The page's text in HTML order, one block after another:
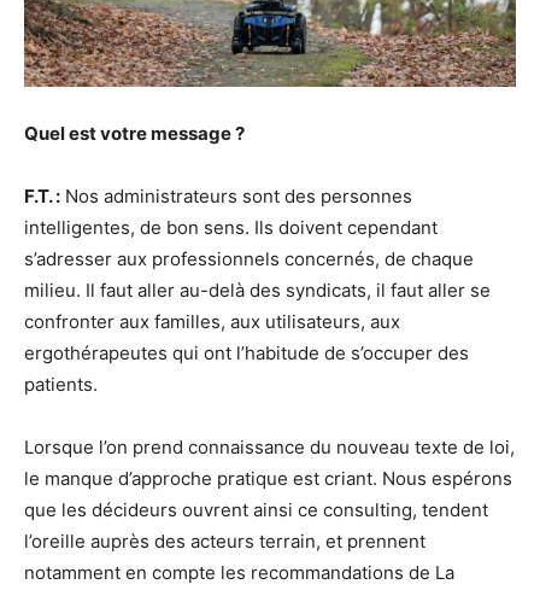
Quel est votre message ?
F.T. : Nos administrateurs sont des personnes
intelligentes, de bon sens. Ils doivent cependant
s’adresser aux professionnels concernés, de chaque
milieu. Il faut aller au-delà des syndicats, il faut aller se
confronter aux familles, aux utilisateurs, aux
ergothérapeutes qui ont l’habitude de s’occuper des
patients.
Lorsque l’on prend connaissance du nouveau texte de loi,
le manque d’approche pratique est criant. Nous espérons
que les décideurs ouvrent ainsi ce consulting, tendent
l’oreille auprès des acteurs terrain, et prennent
notamment en compte les recommandations de La